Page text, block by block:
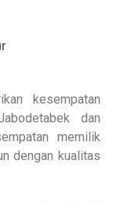
kesempatan
dan
memilik
dengan kualitas